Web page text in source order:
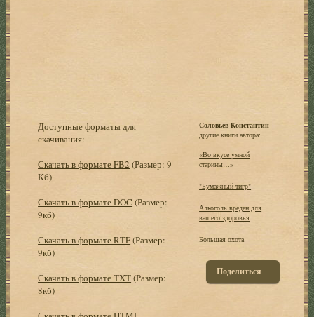
Доступные форматы для
скачивания:
Скачать в формате FB2 (Размер: 9
Кб)
Скачать в формате DOC (Размер:
9кб)
Скачать в формате RTF(Размер:
9кб)
Скачать в формате TXT(Размер:
8кб)
Соловьев Константин
другие книги автора:
«Во вкусе умной
старины…»
"Бумажный тигр"
Алкоголь вреден для
вашего здоровья
Большая охота
Поделиться